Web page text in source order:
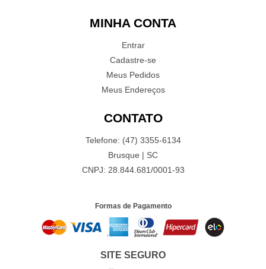
MINHA CONTA
Entrar
Cadastre-se
Meus Pedidos
Meus Endereços
CONTATO
Telefone: (47) 3355-6134
Brusque | SC
CNPJ: 28.844.681/0001-93
Formas de Pagamento
SITE SEGURO